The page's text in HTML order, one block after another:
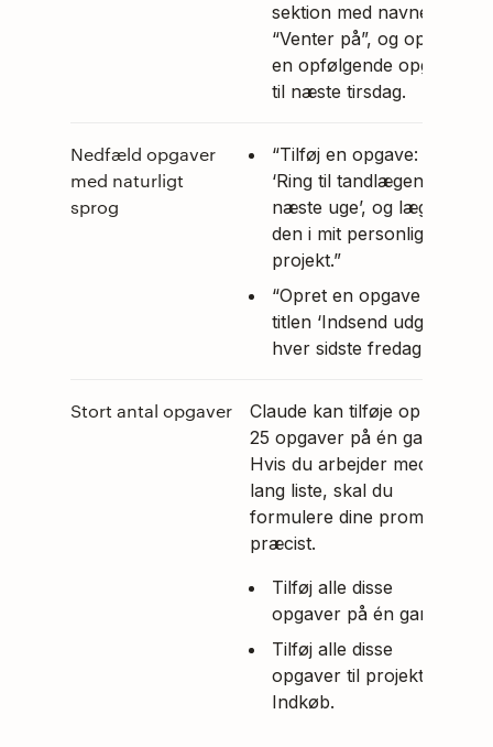
sektion med navnet
“Venter på”, og opret
en opfølgende opgave
til næste tirsdag.
Nedfæld opgaver
med naturligt
sprog
“Tilføj en opgave:
‘Ring til tandlægen i
næste uge’, og læg
den i mit personlige
projekt.”
“Opret en opgave med
titlen ‘Indsend udgifter’
hver sidste fredag.”
Stort antal opgaver
Claude kan tilføje op til
25 opgaver på én gang.
Hvis du arbejder med en
lang liste, skal du
formulere dine prompts
præcist.
Tilføj alle disse
opgaver på én gang.
Tilføj alle disse
opgaver til projektet
Indkøb.